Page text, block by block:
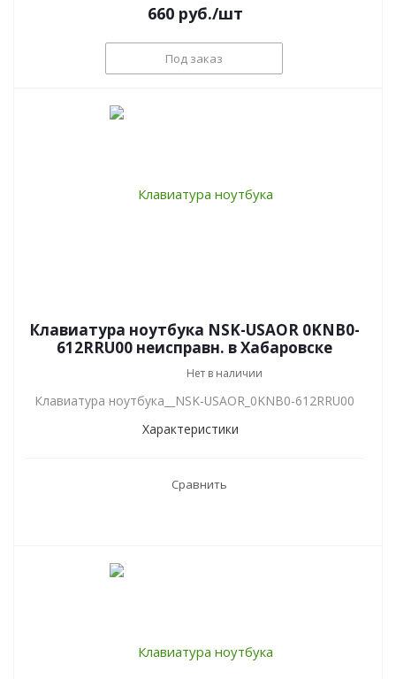
660руб./шт
Под заказ
Клавиатура ноутбука NSK-USAOR 0KNB0-
612RRU00 неисправн. в Хабаровске
Нет в наличии
Клавиатура ноутбука__NSK-USAOR_0KNB0-612RRU00
Характеристики
Сравнить